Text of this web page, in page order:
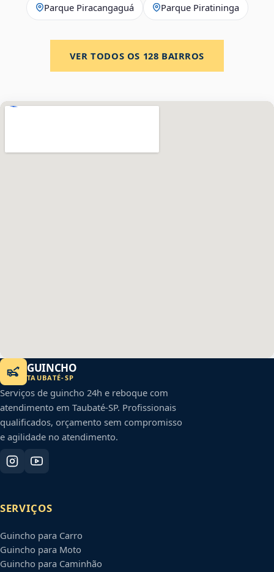
Parque Piracangaguá Parque Piratininga
VER TODOS OS 128 BAIRROS
GUINCHO
TAUBATÉ-SP
Serviços de guincho 24h e reboque com
atendimento em Taubaté-SP. Profissionais
qualificados, orçamento sem compromisso
e agilidade no atendimento.
SERVIÇOS
Guincho para Carro
Guincho para Moto
Guincho para Caminhão